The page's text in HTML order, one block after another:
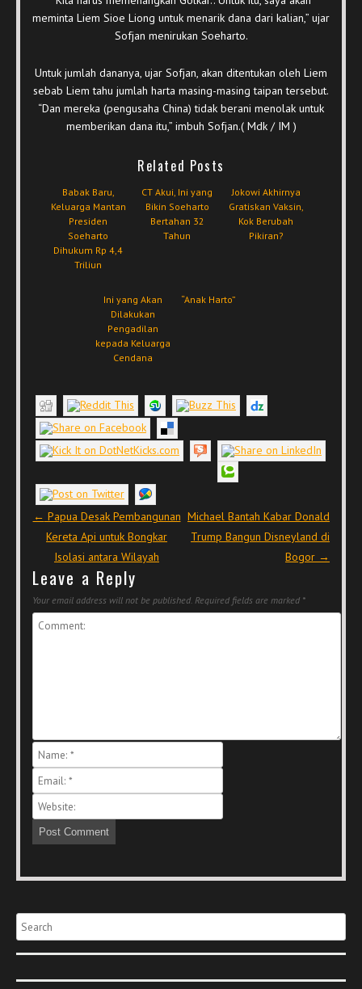
meminta Liem Sioe Liong untuk menarik dana dari kalian,” ujar
Sofjan menirukan Soeharto.
Untuk jumlah dananya, ujar Sofjan, akan ditentukan oleh Liem
sebab Liem tahu jumlah harta masing-masing taipan tersebut.
“Dan mereka (pengusaha China) tidak berani menolak untuk
memberikan dana itu,” imbuh Sofjan.( Mdk / IM )
Related Posts
Babak Baru,
Keluarga Mantan
Presiden
Soeharto
Dihukum Rp 4,4
Triliun
CT Akui, Ini yang
Bikin Soeharto
Bertahan 32
Tahun
Jokowi Akhirnya
Gratiskan Vaksin,
Kok Berubah
Pikiran?
Ini yang Akan
Dilakukan
Pengadilan
kepada Keluarga
Cendana
“Anak Harto”
Post navigation
← Papua Desak Pembangunan
Kereta Api untuk Bongkar
Isolasi antara Wilayah
Michael Bantah Kabar Donald
Trump Bangun Disneyland di
Bogor →
Leave a Reply
Your email address will not be published. Required fields are marked *
Search